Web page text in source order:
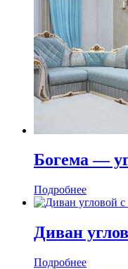
Богема —
Подробнее
Диван
Подробнее